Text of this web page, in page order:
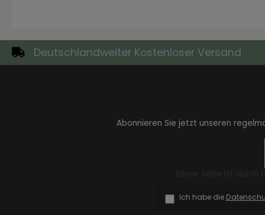
Deutschlandweiter Kostenloser Versand
Abonnieren Sie jetzt unseren
Ich habe die